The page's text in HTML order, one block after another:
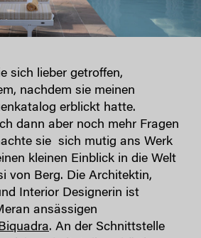
sich lieber getroffen,
nachdem sie meinen
erblickt hatte.
dann aber noch mehr Fragen
sie sich mutig ans Werk
kleinen Einblick in die Welt
von Berg. Die Architektin,
Interior Designerin ist
ansässigen
. An der Schnittstelle